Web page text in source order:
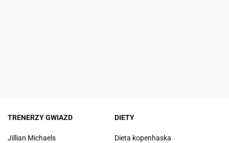
TRENERZY GWIAZD
Jillian Michaels
DIETY
Dieta kopenhaska